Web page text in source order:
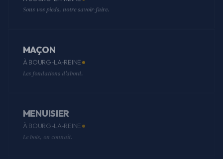
Sous vos pieds, notre savoir-faire.
MAÇON
À BOURG-LA-REINE
Les fondations d'abord.
MENUISIER
À BOURG-LA-REINE
Le bois, on connaît.